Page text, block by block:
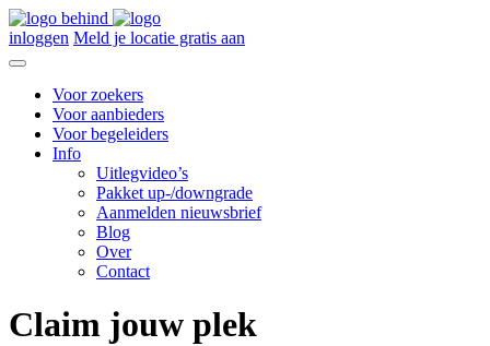
inloggen Meld je locatie gratis aan
Voor zoekers
Voor aanbieders
Voor begeleiders
Info
Uitlegvideo’s
Pakket up-/downgrade
Aanmelden nieuwsbrief
Blog
Over
Contact
Claim jouw plek